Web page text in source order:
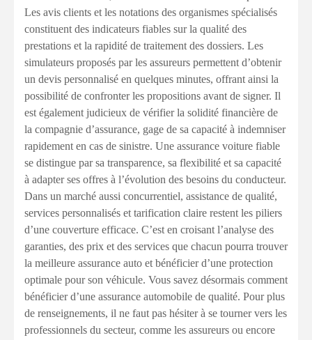
Les avis clients et les notations des organismes spécialisés
constituent des indicateurs fiables sur la qualité des
prestations et la rapidité de traitement des dossiers. Les
simulateurs proposés par les assureurs permettent d’obtenir
un devis personnalisé en quelques minutes, offrant ainsi la
possibilité de confronter les propositions avant de signer. Il
est également judicieux de vérifier la solidité financière de
la compagnie d’assurance, gage de sa capacité à indemniser
rapidement en cas de sinistre. Une assurance voiture fiable
se distingue par sa transparence, sa flexibilité et sa capacité
à adapter ses offres à l’évolution des besoins du conducteur.
Dans un marché aussi concurrentiel, assistance de qualité,
services personnalisés et tarification claire restent les piliers
d’une couverture efficace. C’est en croisant l’analyse des
garanties, des prix et des services que chacun pourra trouver
la meilleure assurance auto et bénéficier d’une protection
optimale pour son véhicule. Vous savez désormais comment
bénéficier d’une assurance automobile de qualité. Pour plus
de renseignements, il ne faut pas hésiter à se tourner vers les
professionnels du secteur, comme les assureurs ou encore